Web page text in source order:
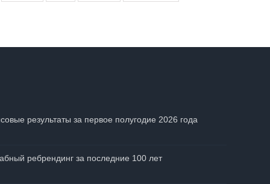
результаты за первое полугодие 2026 года
ребрендинг за последние 100 лет